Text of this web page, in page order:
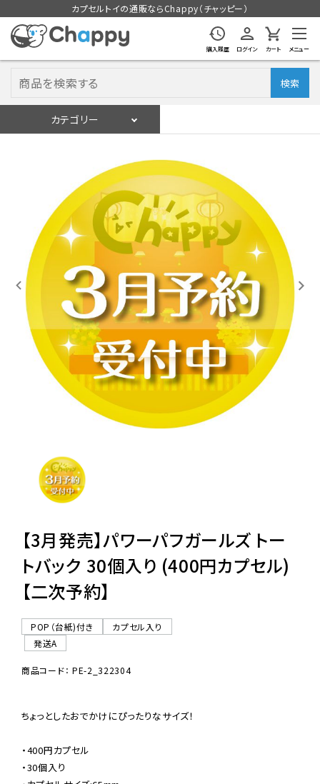
カプセルトイの通販ならChappy（チャッピー）
購入履歴 ログイン カート メニュー
検索
カテゴリー
入荷スケジュールをチェック
カプセルトイマシン本体
カプセルトイ
販促用空カプセル
レンタル
景品・玩具・文具
販促用カプセルトイ
06-6282-7659
【3月発売】パワーパフガールズ トー
トバック 30個入り (400円カプセル)
【二次予約】
POP（台紙)付き
カプセル入り
発送A
商品コード： PE-2_322304
ちょっとしたおでかけにぴったりなサイズ！
・400円カプセル
・30個入り